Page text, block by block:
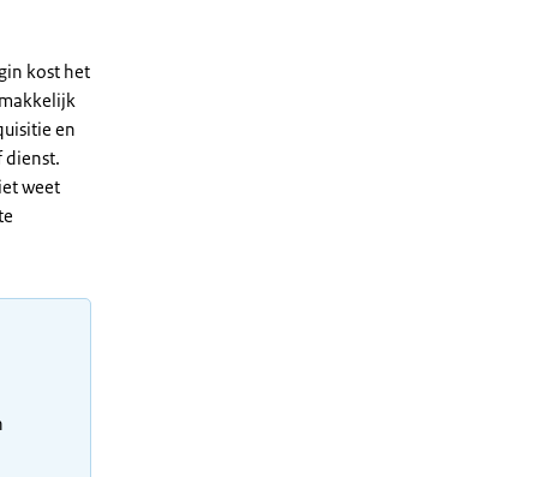
kost het
en
dienst.
weet